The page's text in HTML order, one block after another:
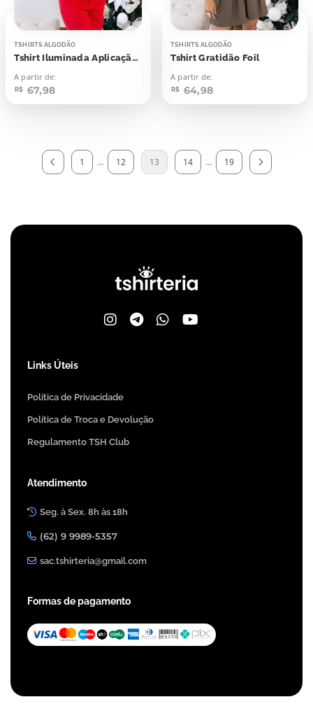
TSHIRTS ALGODÃO
Tshirt Iluminada Aplicação Foil
A partir de:
R$ 67,98
TSHIRTS ALGODÃO
Tshirt Gratidão Foil
A partir de:
R$ 64,98
1 ... 12 13 14 ... 19
Links Úteis
Política de Privacidade
Política de Troca e Devolução
Regulamento TSH Club
Atendimento
Seg. à Sex. 8h às 18h
(62) 9 9989-5357
sac.tshirteria@gmail.com
Formas de pagamento